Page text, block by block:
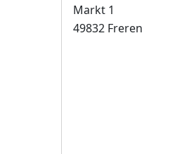
Markt 1
49832 Freren